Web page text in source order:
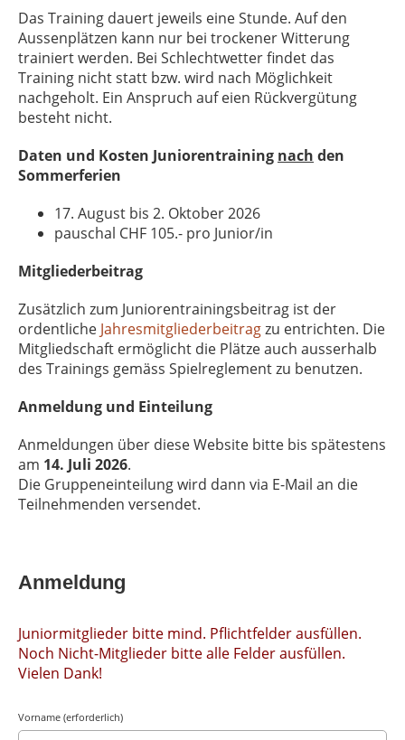
Das Training dauert jeweils eine Stunde. Auf den
Aussenplätzen kann nur bei trockener Witterung
trainiert werden. Bei Schlechtwetter findet das
Training nicht statt bzw. wird nach Möglichkeit
nachgeholt. Ein Anspruch auf eien Rückvergütung
besteht nicht.
Daten und Kosten Juniorentraining nach den
Sommerferien
17. August bis 2. Oktober 2026
pauschal CHF 105.- pro Junior/in
Mitgliederbeitrag
Zusätzlich zum Juniorentrainingsbeitrag ist der
ordentliche Jahresmitgliederbeitragzu entrichten. Die
Mitgliedschaft ermöglicht die Plätze auch ausserhalb
des Trainings gemäss Spielreglement zu benutzen.
Anmeldung und Einteilung
Anmeldungen über diese Website bitte bis spätestens
am 14. Juli 2026.
Die Gruppeneinteilung wird dann via E-Mail an die
Teilnehmenden versendet.
Anmeldung
Juniormitglieder bitte mind. Pflichtfelder ausfüllen.
Noch Nicht-Mitglieder bitte alle Felder ausfüllen.
Vielen Dank!
Vorname (erforderlich)